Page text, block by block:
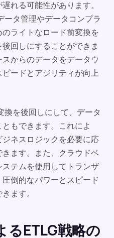
れる可能性があります。
ータ管理やデータコンプラ
ライトなロード前変換を
回しにすることができま
からのデータをデータウ
ードとアジリティが向上
換を後回しにして、データ
もできます。これによ
ネスロジックを必要に応
ます。また、クラウドベ
テムを使用してトランザ
倒的なパワーとスピード
ます。
ETLG戦略の